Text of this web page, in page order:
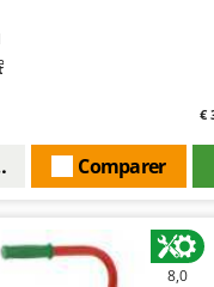
€
Comparer
8,0